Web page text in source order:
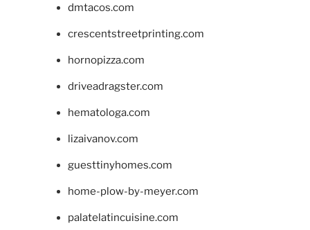
dmtacos.com
crescentstreetprinting.com
hornopizza.com
driveadragster.com
hematologa.com
lizaivanov.com
guesttinyhomes.com
home-plow-by-meyer.com
palatelatincuisine.com